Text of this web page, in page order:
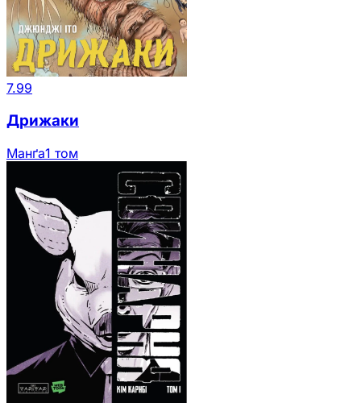
7.99
Дрижаки
Манґа1 том